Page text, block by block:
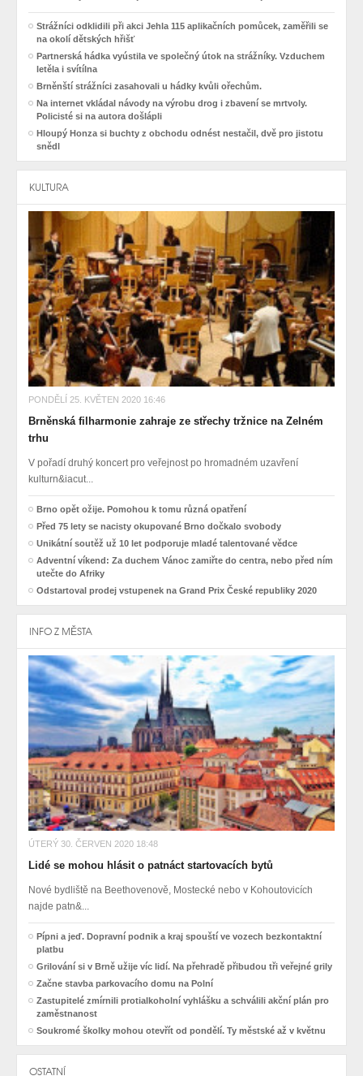
Strážníci odklidili při akci Jehla 115 aplikačních pomůcek, zaměřili se
na okolí dětských hřišť
Partnerská hádka vyústila ve společný útok na strážníky. Vzduchem
letěla i svítílna
Brněnští strážníci zasahovali u hádky kvůli ořechům.
Na internet vkládal návody na výrobu drog i zbavení se mrtvoly.
Policisté si na autora došlápli
Hloupý Honza si buchty z obchodu odnést nestačil, dvě pro jistotu
snědl
KULTURA
PONDĚLÍ 25. KVĚTEN 2020 16:46
Brněnská filharmonie zahraje ze střechy tržnice na Zelném
trhu
V pořadí druhý koncert pro veřejnost po hromadném uzavření
kulturn&iacut...
Brno opět ožije. Pomohou k tomu různá opatření
Před 75 lety se nacisty okupované Brno dočkalo svobody
Unikátní soutěž už 10 let podporuje mladé talentované vědce
Adventní víkend: Za duchem Vánoc zamiřte do centra, nebo před ním
utečte do Afriky
Odstartoval prodej vstupenek na Grand Prix České republiky 2020
INFO Z MĚSTA
ÚTERÝ 30. ČERVEN 2020 18:48
Lidé se mohou hlásit o patnáct startovacích bytů
Nové bydliště na Beethovenově, Mostecké nebo v Kohoutovicích
najde patn&...
Pípni a jeď. Dopravní podnik a kraj spouští ve vozech bezkontaktní
platbu
Grilování si v Brně užije víc lidí. Na přehradě přibudou tři veřejné grily
Začne stavba parkovacího domu na Polní
Zastupitelé zmírnili protialkoholní vyhlášku a schválili akční plán pro
zaměstnanost
Soukromé školky mohou otevřít od pondělí. Ty městské až v květnu
OSTATNÍ